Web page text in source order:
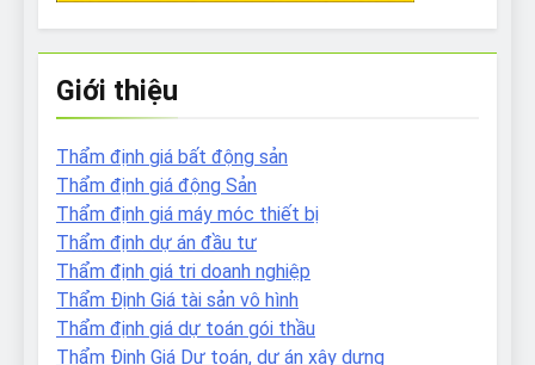
Giới thiệu
Thẩm định giá bất động sản
Thẩm định giá động Sản
Thẩm định giá máy móc thiết bị
Thẩm định dự án đầu tư
Thẩm định giá tri doanh nghiệp
Thẩm Định Giá tài sản vô hình
Thẩm định giá dự toán gói thầu
Thẩm Định Giá Dự toán, dự án xây dựng